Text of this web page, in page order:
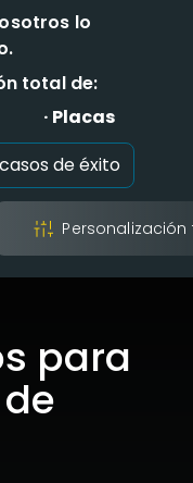
lo
total de:
· Placas
de éxito
para